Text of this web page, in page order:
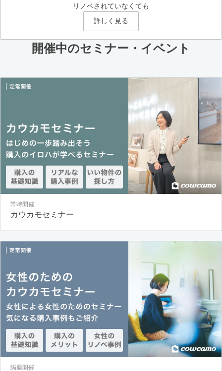
リノベされていなくても
詳しく見る
開催中のセミナー・イベント
常時開催
カウカモセミナー
隔週開催